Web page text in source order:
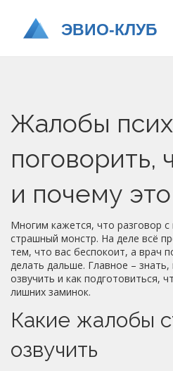
Жалобы
поговорить,
и почему
Многим кажется, что разговор с
страшный монстр. На деле всё
тем, что вас беспокоит, а врач
делать дальше. Главное –
озвучить и как подготовиться,
лишних заминок.
Какие жалобы
озвучить